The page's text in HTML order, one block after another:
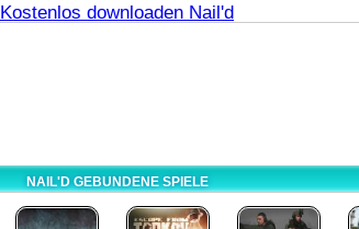
Kostenlos downloaden Nail'd
NAIL'D GEBUNDENE SPIELE